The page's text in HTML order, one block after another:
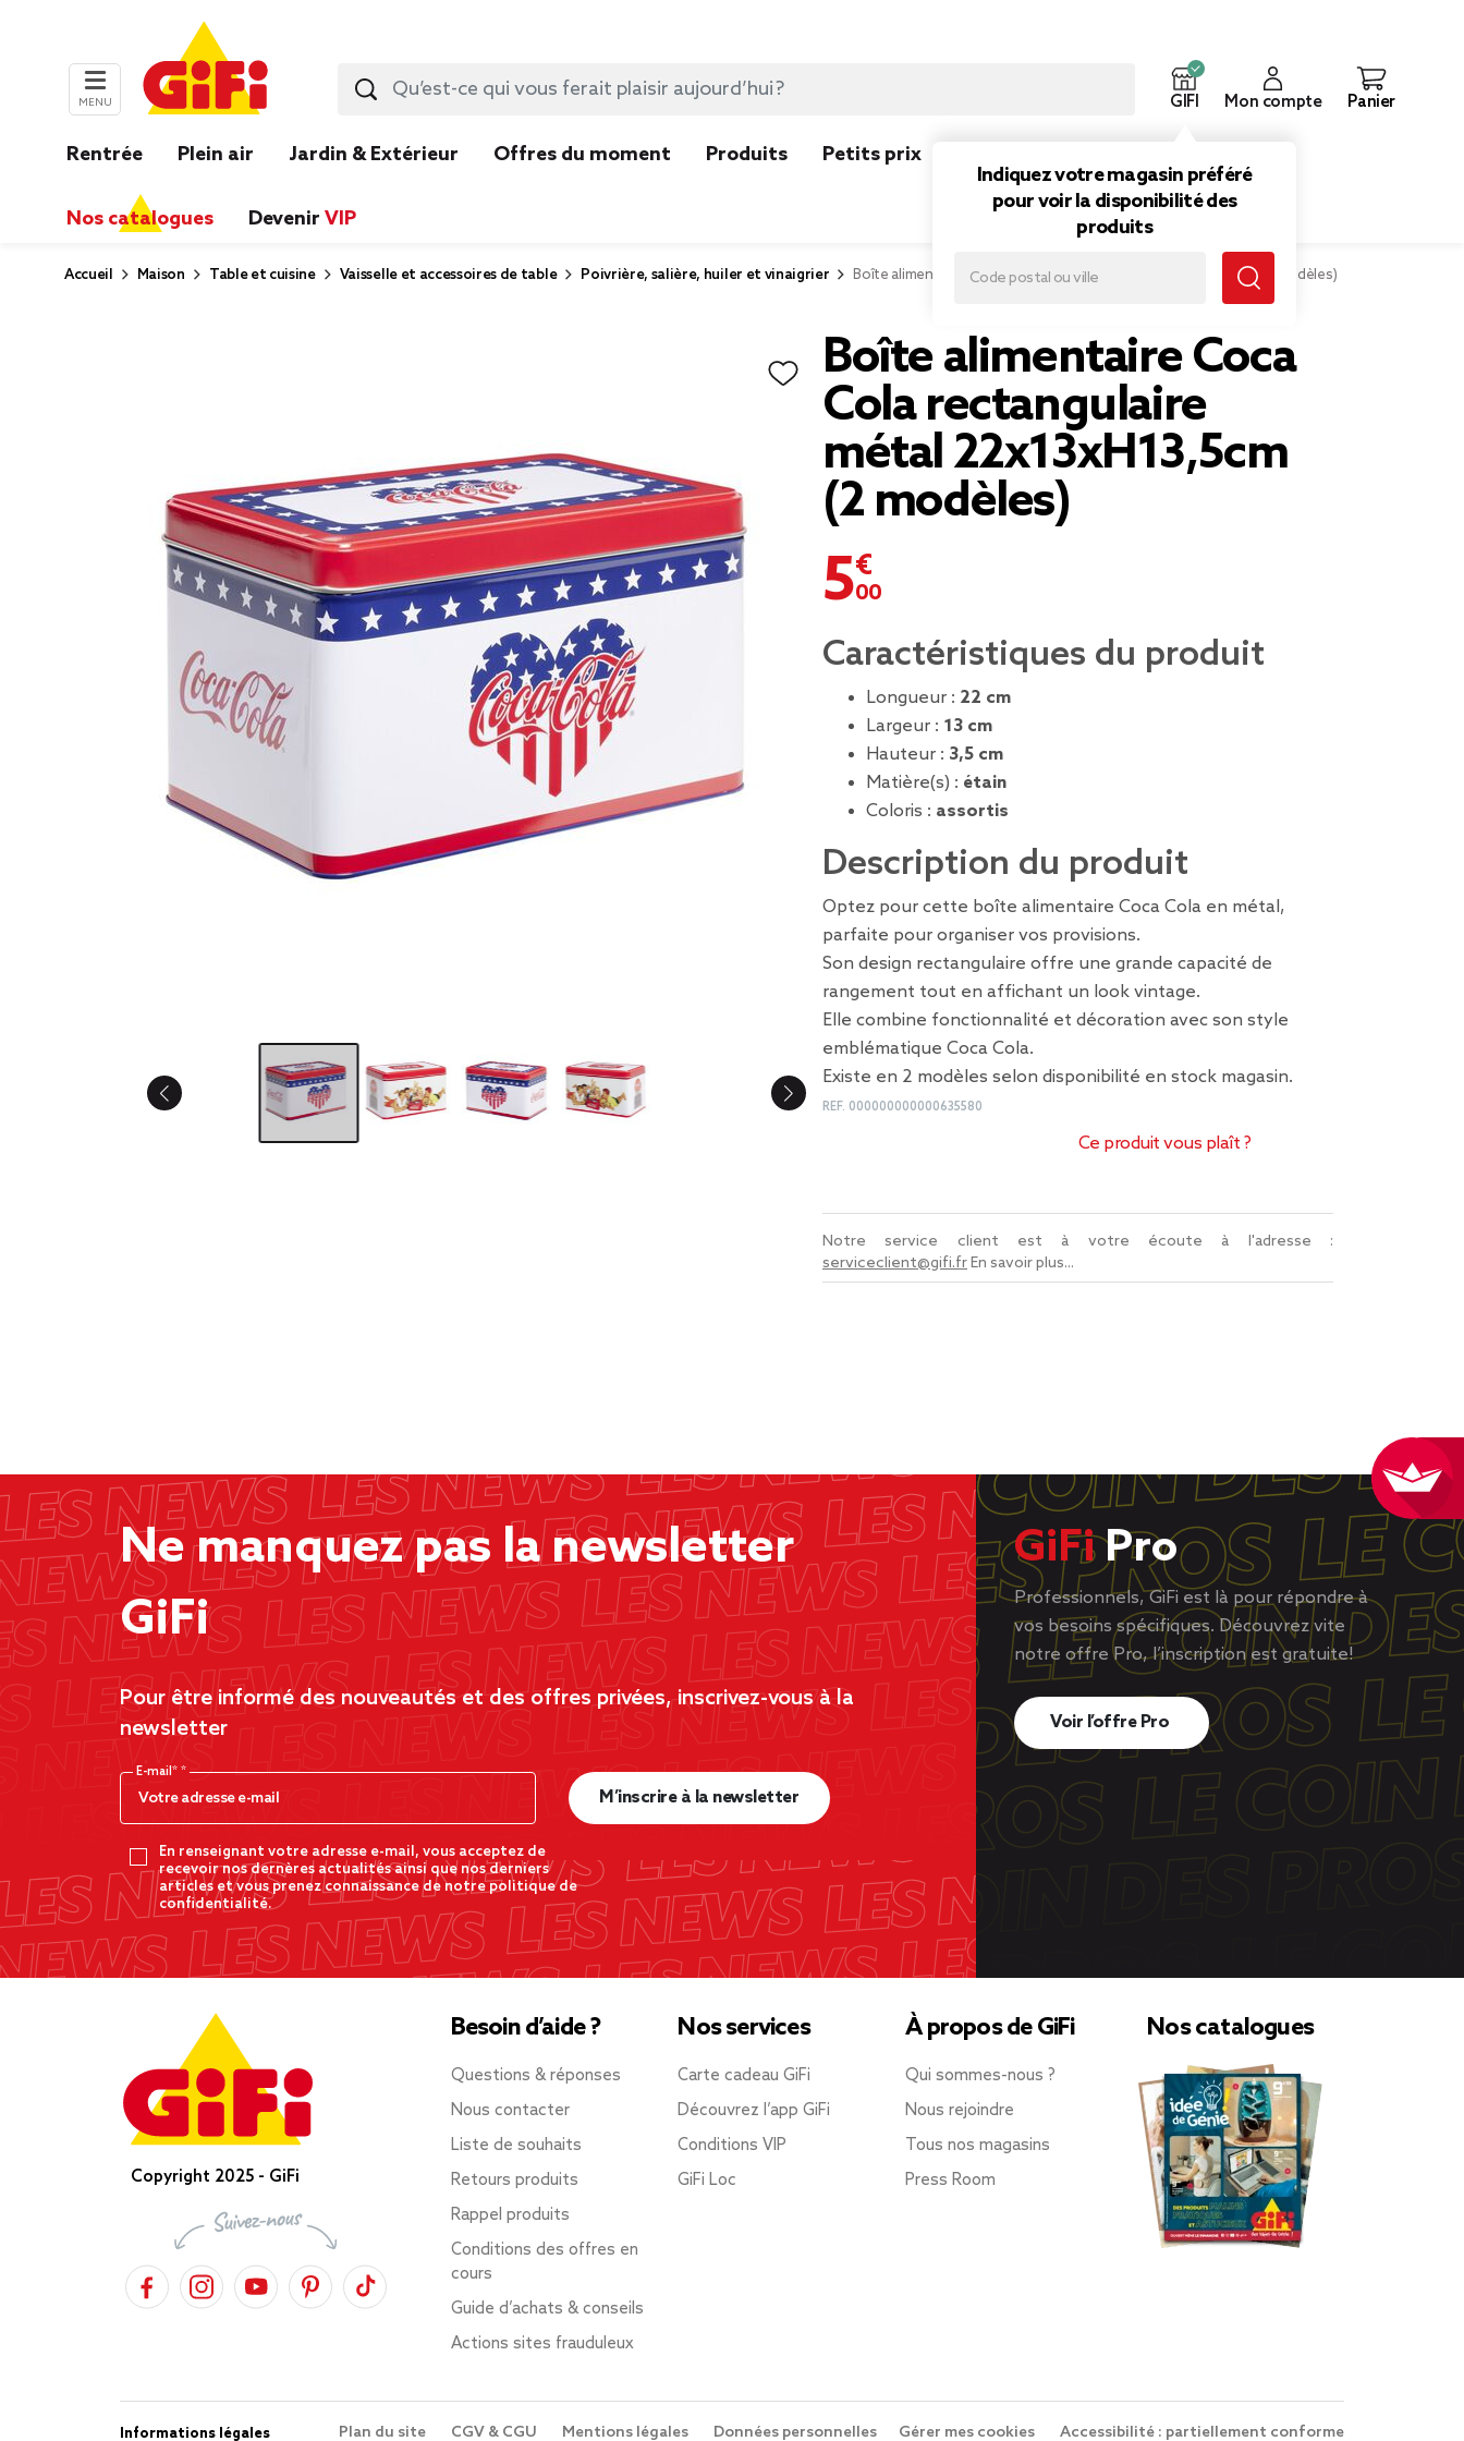
MENU GIFI
Indiquez votre magasin préféré
pour voir la disponibilité des
produits
Mon compte Panier
Rentrée Plein air Jardin & Extérieur Offres du moment Produits Petits prix
Nos catalogues Devenir VIP
Accueil Maison Table et cuisine Vaisselle et accessoires de table Poivrière, salière, huiler et vinaigrier Boîte alimentaire Coca Cola rectangulaire métal 22x13xH13,5cm (2 modèles)
Boîte alimentaire Coca
Cola rectangulaire
métal 22x13xH13,5cm
(2 modèles)
5,00 €
Caractéristiques du produit
Longueur : 22 cm
Largeur : 13 cm
Hauteur : 3,5 cm
Matière(s) : étain
Coloris : assortis
Description du produit
Optez pour cette boîte alimentaire Coca Cola en métal,
parfaite pour organiser vos provisions.
Son design rectangulaire offre une grande capacité de
rangement tout en affichant un look vintage.
Elle combine fonctionnalité et décoration avec son style
emblématique Coca Cola.
Existe en 2 modèles selon disponibilité en stock magasin.
REF. 000000000000635580
Ce produit vous plaît ?
Notre service client est à votre écoute à l'adresse :
serviceclient@gifi.frEn savoir plus...
Ne manquez pas la newsletter
GiFi
Pour être informé des nouveautés et des offres privées, inscrivez-vous à la
newsletter
E-mail*
En renseignant votre adresse e-mail, vous acceptez de
recevoir nos dernères actualités ainsi que nos derniers
articles et vous prenez connaissance de notre politique de
confidentialité.
M’inscrire à la newsletter
GiFiPro
Professionnels, GiFi est là pour répondre à
vos besoins spécifiques. Découvrez vite
notre offre Pro, l’inscription est gratuite!
Voir l’offre Pro
Copyright 2025 - GiFi
Besoin d’aide ?
Questions & réponses
Nous contacter
Liste de souhaits
Retours produits
Rappel produits
Conditions des offres en
cours
Guide d’achats & conseils
Actions sites frauduleux
Nos services
Carte cadeau GiFi
Découvrez l’app GiFi
Conditions VIP
GiFi Loc
À propos de GiFi
Qui sommes-nous ?
Nous rejoindre
Tous nos magasins
Press Room
Nos catalogues
Informations légales Plan du site CGV & CGU Mentions légales Données personnelles Gérer mes cookies Accessibilité : partiellement conforme